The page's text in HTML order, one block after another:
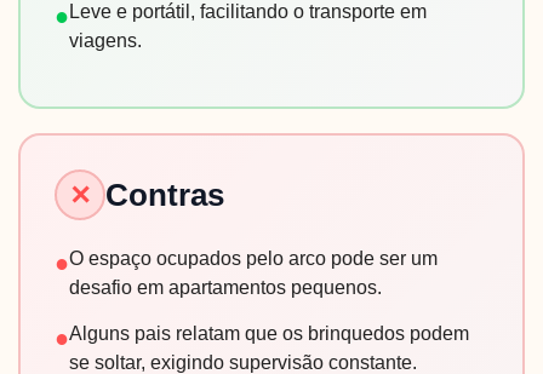
● Leve e portátil, facilitando o transporte em
viagens.
✕ Contras
●O espaço ocupados pelo arco pode ser um
desafio em apartamentos pequenos.
●Alguns pais relatam que os brinquedos podem
se soltar, exigindo supervisão constante.